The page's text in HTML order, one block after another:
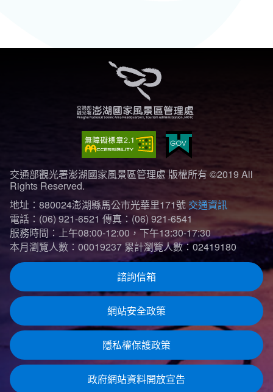
交通部觀光署澎湖國家風景區管理處 版權所有 ©2019 All
Rights Reserved.
地址：880024澎湖縣馬公市光華里171號 交通資訊
電話：(06) 921-6521 傳真：(06) 921-6541
服務時間：上午08:00-12:00，下午13:30-17:30
本月瀏覽人數：00019237 累計瀏覽人數：02419180
諮詢信箱
網站安全政策
隱私權保護政策
政府網站資料開放宣告